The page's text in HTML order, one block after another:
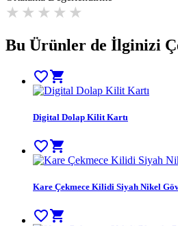
Bu Ürünler de İlginizi
favorite_bordershopping_cart
Digital Dolap Kilit Kartı
favorite_bordershopping_cart
Kare Çekmece Kilidi Siyah Nikel
favorite_bordershopping_cart